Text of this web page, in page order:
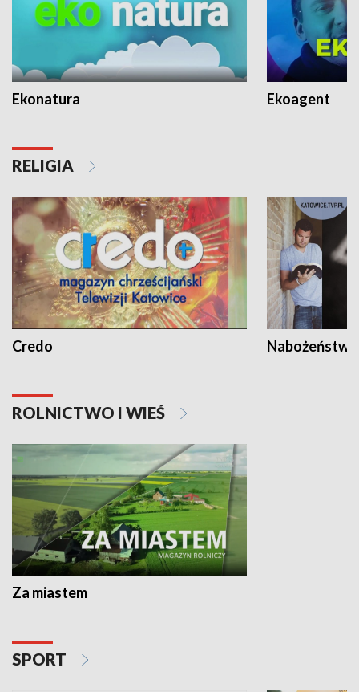
Ekonatura Ekoagent
RELIGIA
Credo
ROLNICTWO I WIEŚ
Za miastem
SPORT